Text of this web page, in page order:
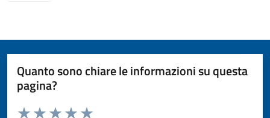
Quanto sono chiare le informazioni su questa
pagina?
Valuta da 1 a 5 stelle la pagina